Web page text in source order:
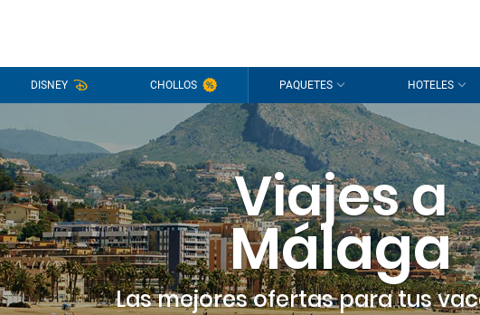
DISNEY CHOLLOS PAQUETES HOTELES
Viajes a
Málaga
Las mejores ofertas para tus